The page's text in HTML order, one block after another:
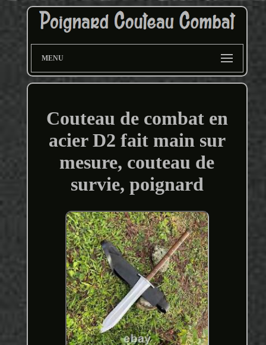
MENU
Couteau de combat en
acier D2 fait main sur
mesure, couteau de
survie, poignard